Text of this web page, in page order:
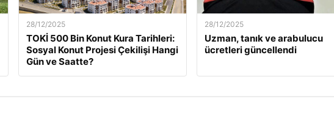
28/12/2025
TOKİ 500 Bin Konut Kura Tarihleri:
Sosyal Konut Projesi Çekilişi Hangi
Gün ve Saatte?
28/12/2025
Uzman, tanık ve arabulucu
ücretleri güncellendi